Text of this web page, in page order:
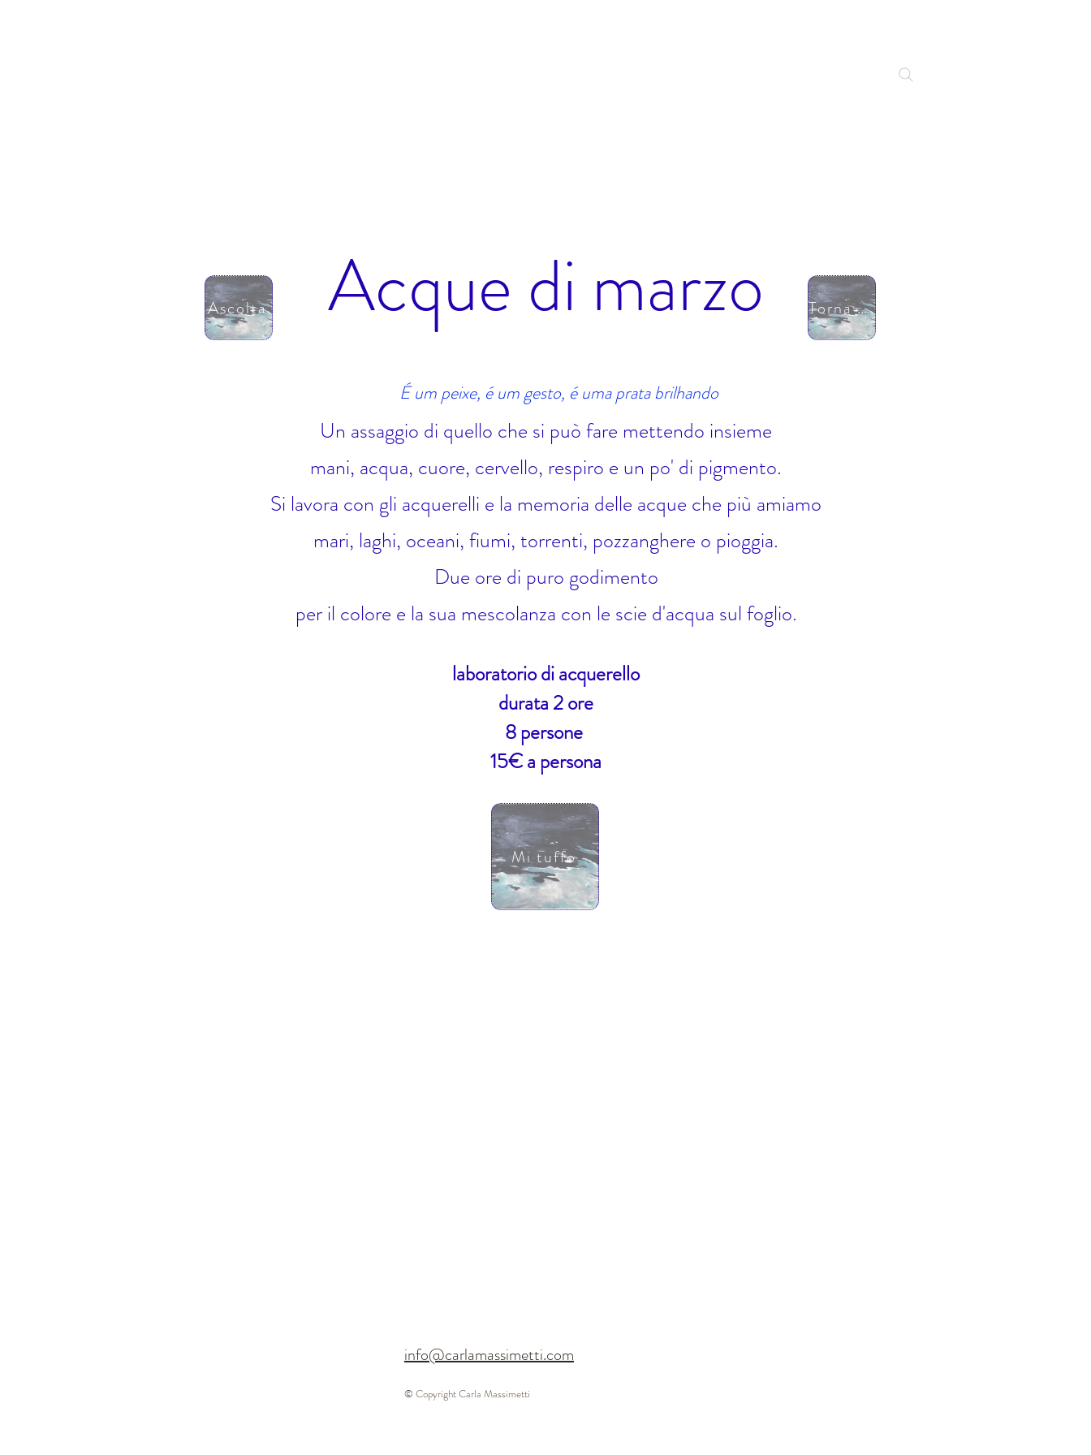
Acque di marzo
Un assaggio di quello che si può fare mettendo insieme
mani, acqua, cuore, cervello, respiro e un po' di pigmento.
Si lavora con gli acquerelli e la memoria delle acque che più amiamo
mari, laghi, oceani, fiumi, torrenti, pozzanghere o pioggia.
Due ore di puro godimento
per il colore e la sua mescolanza con le scie d'acqua sul foglio.
laboratorio di acquerello
durata 2 ore
8 persone
15€ a persona
Torna a laboratori
Ascolta
Mi tuffo
É um peixe, é um gesto, é uma prata brilhando
info@carlamassimetti.com
© Copyright Carla Massimetti